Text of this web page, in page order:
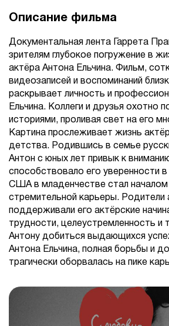
Описание фильма
Документальная лента Гаррета
зрителям глубокое погружение в
актёра Антона Ельчина. Фильм,
видеозаписей и воспоминаний
раскрывает личность и
Ельчина. Коллеги и друзья охотно
историями, проливая свет на его
Картина прослеживает жизнь
детства. Родившись в семье
Антон с юных лет привык к
способствовало его уверенности
США в младенчестве стал началом
стремительной карьеры. Родители
поддерживали его актёрские
трудности, целеустремленность и
Антону добиться выдающихся
Антона Ельчина, полная борьбы и
трагически оборвалась на пике